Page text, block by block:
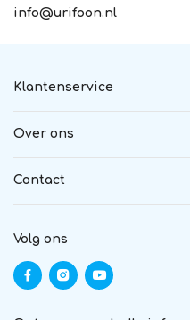
info@urifoon.nl
Klantenservice
Over ons
Contact
Volg ons